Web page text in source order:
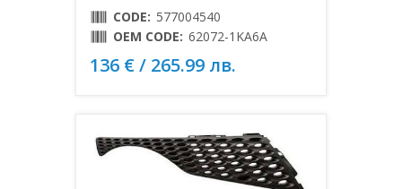
CODE: 577004540
OEM CODE: 62072-1KA6A
136 € / 265.99 лв.